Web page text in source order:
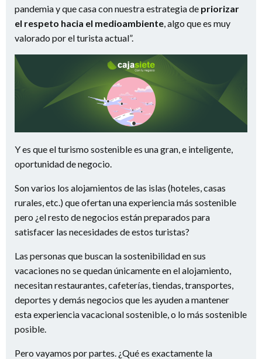
pandemia y que casa con nuestra estrategia de priorizar
el respeto hacia el medioambiente, algo que es muy
valorado por el turista actual”.
Y es que el turismo sostenible es una gran, e inteligente,
oportunidad de negocio.
Son varios los alojamientos de las islas (hoteles, casas
rurales, etc.) que ofertan una experiencia más sostenible
pero ¿el resto de negocios están preparados para
satisfacer las necesidades de estos turistas?
Las personas que buscan la sostenibilidad en sus
vacaciones no se quedan únicamente en el alojamiento,
necesitan restaurantes, cafeterías, tiendas, transportes,
deportes y demás negocios que les ayuden a mantener
esta experiencia vacacional sostenible, o lo más sostenible
posible.
Pero vayamos por partes. ¿Qué es exactamente la